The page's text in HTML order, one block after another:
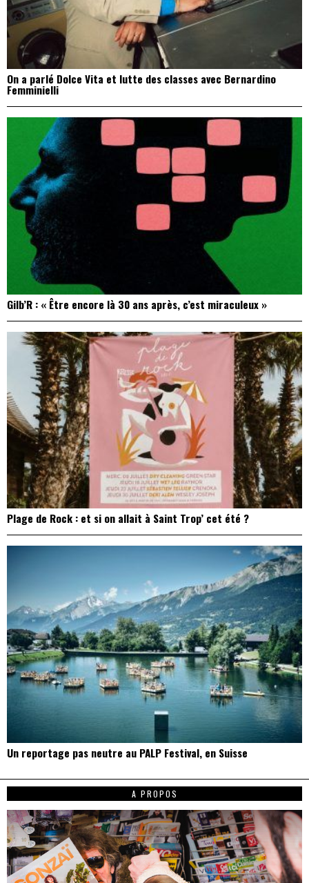
On a parlé Dolce Vita et lutte des classes avec Bernardino
Femminielli
Gilb’R : « Être encore là 30 ans après, c’est miraculeux »
Plage de Rock : et si on allait à Saint Trop’ cet été ?
Un reportage pas neutre au PALP Festival, en Suisse
A PROPOS